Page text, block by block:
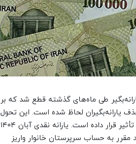
طی ماه‌های گذشته قطع شد که بر
یارانه‌بگیران لحاظ شده است. این تحول
در فاز اجرایی قرار گرفته و خانوارهای دهک‌های بالای درآمدی را تحت تأثیر قرار داده است. یارانه نقدی آبان ۱۴۰۴
مقرر به حساب سرپرستان خانوار واریز